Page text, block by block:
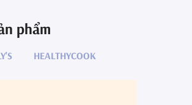
phẩm
HEALTHYCOOK